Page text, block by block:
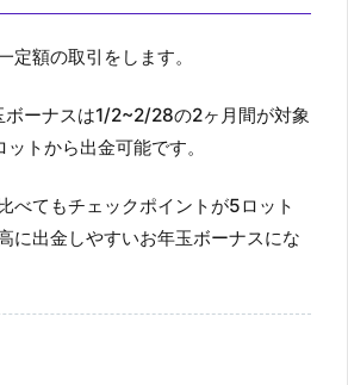
定額の取引をします。
ーナスは1/2~2/28の2ヶ月間が対象
トから出金可能です。
べてもチェックポイントが5ロット
に出金しやすいお年玉ボーナスにな